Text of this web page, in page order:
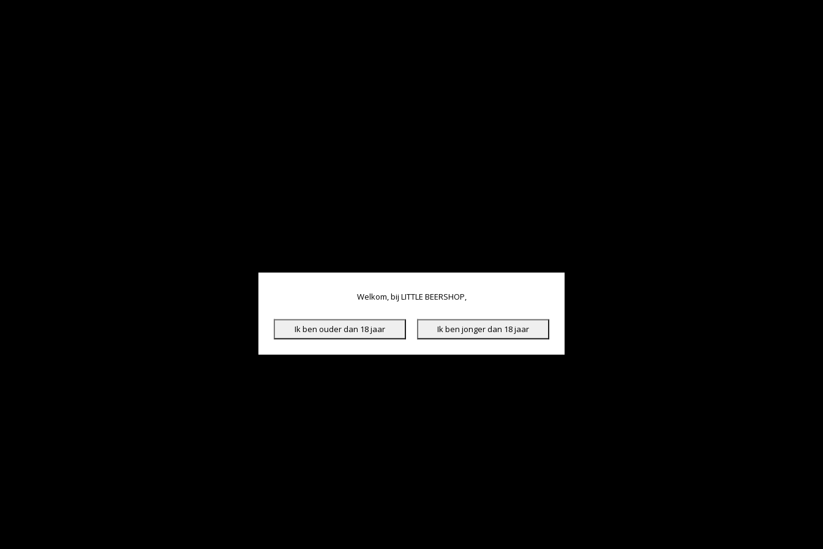
Welkom, bij LITTLE BEERSHOP,